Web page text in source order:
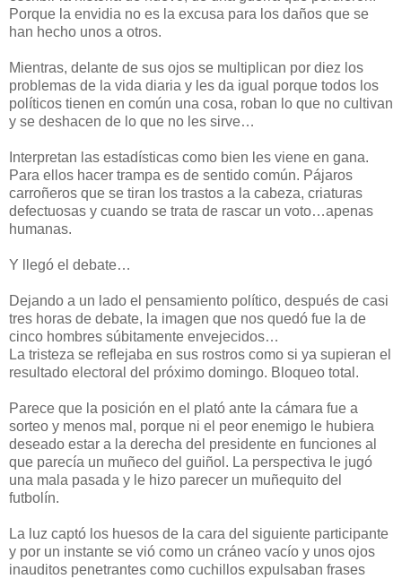
Porque la envidia no es la excusa para los daños que se
han hecho unos a otros.
Mientras, delante de sus ojos se multiplican por diez los
problemas de la vida diaria y les da igual porque todos los
políticos tienen en común una cosa, roban lo que no cultivan
y se deshacen de lo que no les sirve…
Interpretan las estadísticas como bien les viene en gana.
Para ellos hacer trampa es de sentido común. Pájaros
carroñeros que se tiran los trastos a la cabeza, criaturas
defectuosas y cuando se trata de rascar un voto…apenas
humanas.
Y llegó el debate…
Dejando a un lado el pensamiento político, después de casi
tres horas de debate, la imagen que nos quedó fue la de
cinco hombres súbitamente envejecidos…
La tristeza se reflejaba en sus rostros como si ya supieran el
resultado electoral del próximo domingo. Bloqueo total.
Parece que la posición en el plató ante la cámara fue a
sorteo y menos mal, porque ni el peor enemigo le hubiera
deseado estar a la derecha del presidente en funciones al
que parecía un muñeco del guiñol. La perspectiva le jugó
una mala pasada y le hizo parecer un muñequito del
futbolín.
La luz captó los huesos de la cara del siguiente participante
y por un instante se vió como un cráneo vacío y unos ojos
inauditos penetrantes como cuchillos expulsaban frases